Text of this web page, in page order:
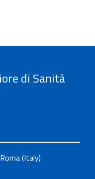
di Sanità
(Italy)